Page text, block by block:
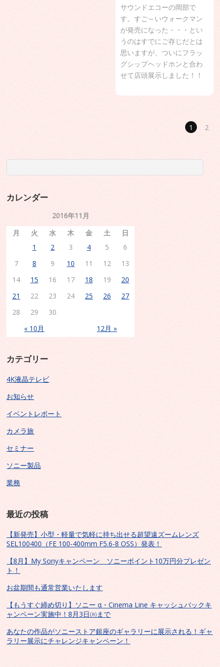
サウンドエコーの岡部で
す。すご～いウォークマン
が発売になった・・・とい
うのはすでにご存じだとは
思いますが、ついにフラッ
グシップヘッドホンと合わ
せて店頭展示しました！！
1 2
カレンダー
2016年11月
月
火 水 木 金 土 日
« 10月 12月 »
1 2 3 4 5
6
7
8 9 10 11 12
13
14
15 16 17 18 19
20
21
22 23 24 25 26
27
28
29 30
カテゴリー
4K液晶テレビ
お知らせ
イベントレポート
カメラ旅
セミナー
ソニー製品
業務
最近の投稿
【新発売】小型・軽量で気軽に持ち出せる超望遠ズームレンズ
SEL100400（FE 100-400mm F5.6-8 OSS）発表！
【8月】My Sonyキャンペーン ソニーポイント10万円分プレゼン
ト！
お盆期間も通常営業いたします
【もうすぐ締め切り】ソニー α・Cinema Line キャッシュバックキ
ャンペーン実施中！8月3日㈪まで
あなたの作品がソニーストア銀座のギャラリーに展示される！ギャ
ラリー展示にチャレンジキャンペーン！